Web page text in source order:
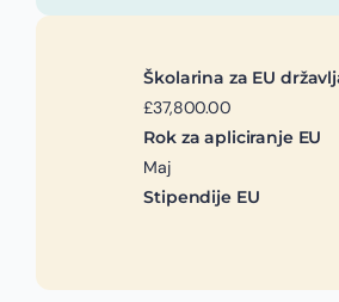
Školarina za EU
£37,800.00
Rok za apliciranje EU
Maj
Stipendije EU